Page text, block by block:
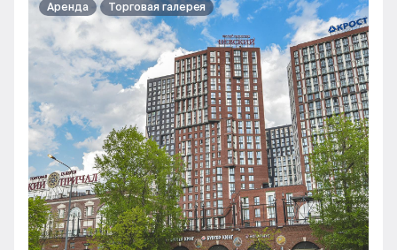
Аренда Торговая галерея